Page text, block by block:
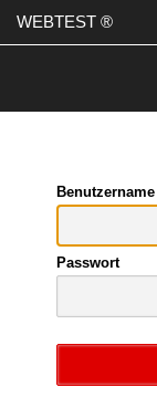
WEBTEST ®
Benutzername
Passwort